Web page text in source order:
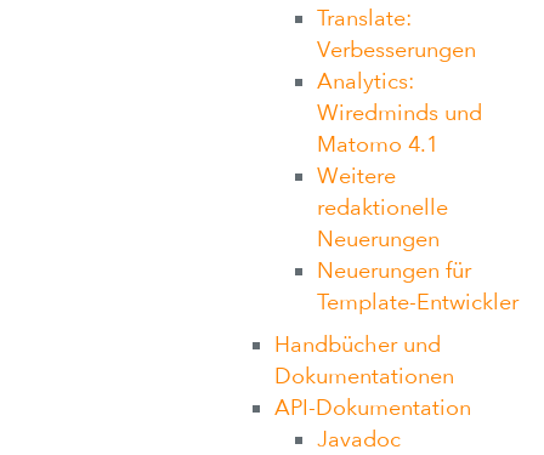
Translate:
Verbesserungen
Analytics:
Wiredminds und
Matomo 4.1
Weitere
redaktionelle
Neuerungen
Neuerungen für
Template-Entwickler
Handbücher und
Dokumentationen
API-Dokumentation
Javadoc